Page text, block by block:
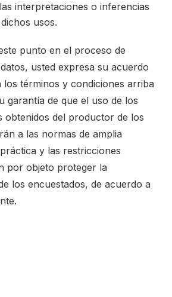
interpretaciones o inferencias
usos.
punto en el proceso de
usted expresa su acuerdo
términos y condiciones arriba
garantía de que el uso de los
obtenidos del productor de los
a las normas de amplia
y las restricciones
por objeto proteger la
los encuestados, de acuerdo a